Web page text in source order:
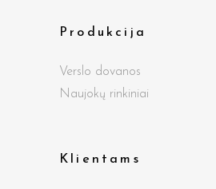
Produkcija
Verslo dovanos
Naujokų rinkiniai
Klientams